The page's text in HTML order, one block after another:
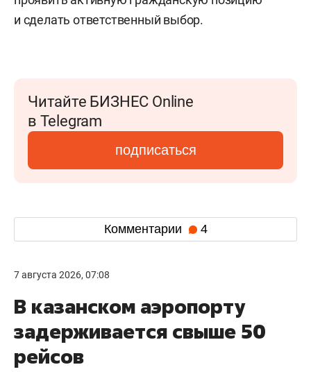
и сделать ответственный выбор.
Читайте БИЗНЕС Online
в Telegram
подписаться
Комментарии 4
7 августа 2026, 07:08
В казанском аэропорту
задерживается свыше 50
рейсов